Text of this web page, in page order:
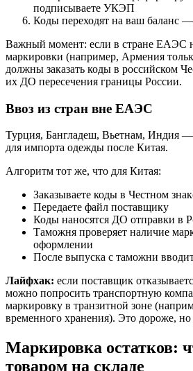
подписываете УКЭП
Коды переходят на ваш баланс
Важный момент: если в стране ЕАЭС
маркировки (например, Армения
должны заказать коды в российском
их ДО пересечения границы России.
Ввоз из стран вне ЕАЭС
Турция, Бангладеш, Вьетнам, Индия
для импорта одежды после Китая.
Алгоритм тот же, что для Китая:
Заказываете коды в Честном
Передаете файл поставщику
Коды наносятся ДО отправки в
Таможня проверяет наличие
оформлении
После выпуска с таможни
Лайфхак: если поставщик
можно попросить транспортную
маркировку в транзитной зоне
временного хранения). Это дороже, но
Маркировка остатков:
товаром на складе